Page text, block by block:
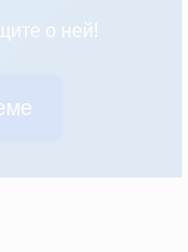
о ней!